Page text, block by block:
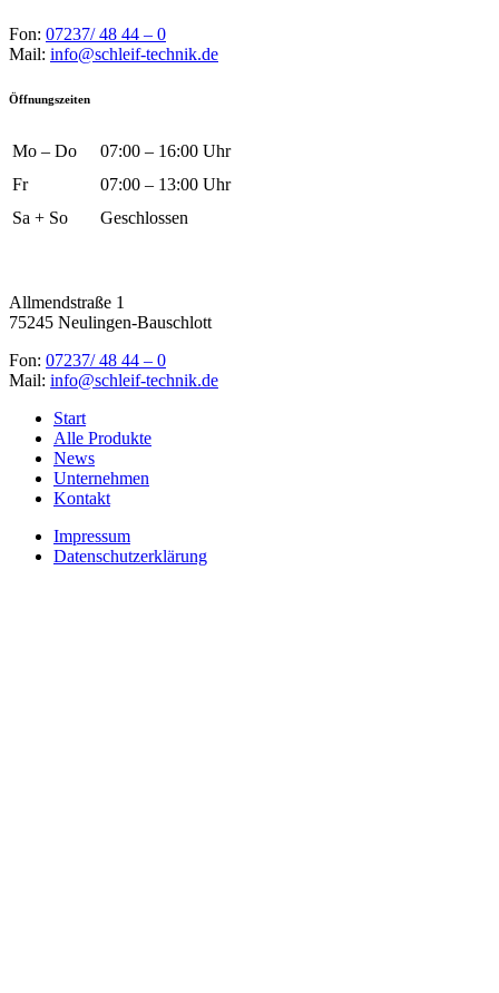
Fon: 07237/ 48 44 – 0
Mail: info@schleif-technik.de
Öffnungszeiten
Mo – Do
07:00 – 16:00 Uhr
Fr
07:00 – 13:00 Uhr
Sa + So
Geschlossen
Allmendstraße 1
75245 Neulingen-Bauschlott
Fon: 07237/ 48 44 – 0
Mail: info@schleif-technik.de
Start
Alle Produkte
News
Unternehmen
Kontakt
Impressum
Datenschutzerklärung